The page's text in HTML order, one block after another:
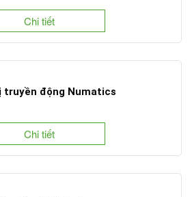
Chi tiết
truyền động Numatics
Chi tiết